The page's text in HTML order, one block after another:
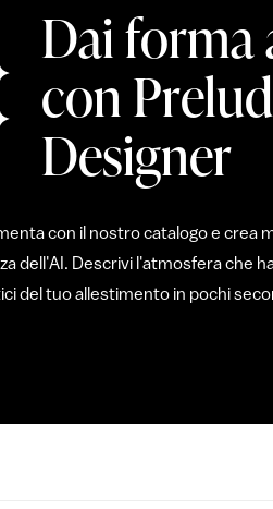
Dai forma
con
Designer
con il nostro catalogo e crea
dell'AI. Descrivi l'atmosfera che
del tuo allestimento in pochi